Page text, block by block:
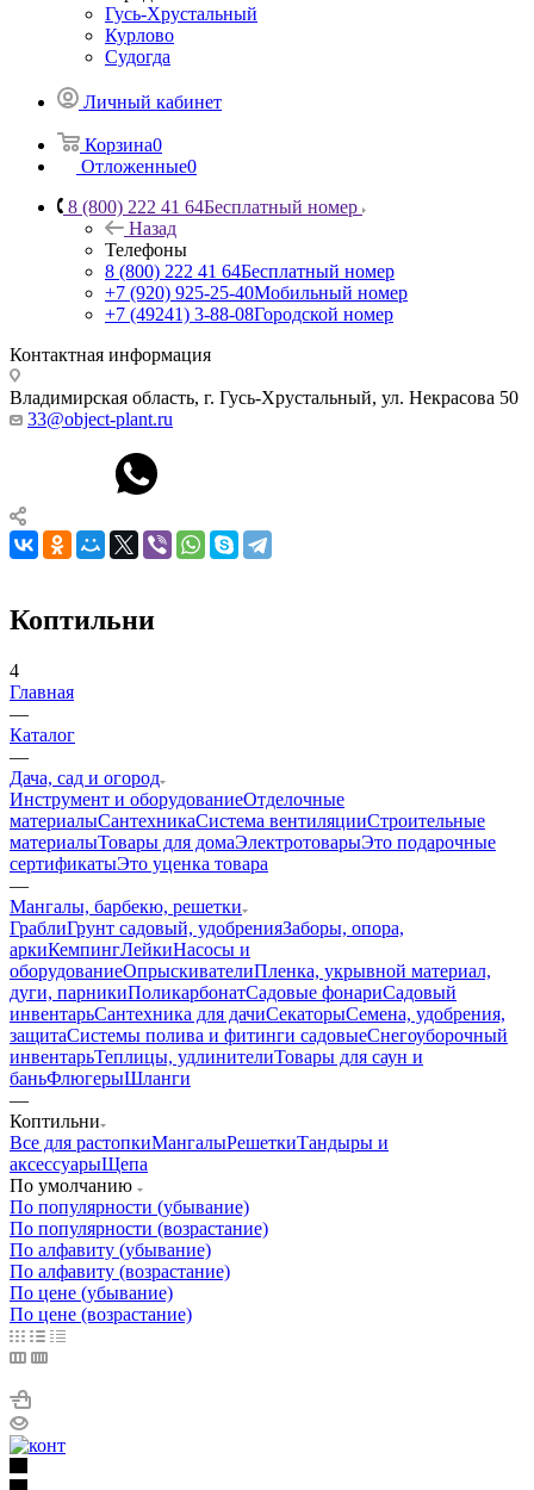
Гусь-Хрустальный
Курлово
Судогда
Личный кабинет
Корзина0
Отложенные0
8 (800) 222 41 64Бесплатный номер
Назад
Телефоны
8 (800) 222 41 64Бесплатный номер
+7 (920) 925-25-40Мобильный номер
+7 (49241) 3-88-08Городской номер
Контактная информация
Владимирская область, г. Гусь-Хрустальный, ул. Некрасова 50
33@object-plant.ru
Коптильни
4
Главная
—
Каталог
—
Дача, сад и огород
Инструмент и оборудованиеОтделочные
материалыСантехникаСистема вентиляцииСтроительные
материалыТовары для домаЭлектротоварыЭто подарочные
сертификатыЭто уценка товара
—
Мангалы, барбекю, решетки
ГраблиГрунт садовый, удобренияЗаборы, опора,
аркиКемпингЛейкиНасосы и
оборудованиеОпрыскивателиПленка, укрывной материал,
дуги, парникиПоликарбонатСадовые фонариСадовый
инвентарьСантехника для дачиСекаторыСемена, удобрения,
защитаСистемы полива и фитинги садовыеСнегоуборочный
инвентарьТеплицы, удлинителиТовары для саун и
баньФлюгерыШланги
—
Коптильни
Все для растопкиМангалыРешеткиТандыры и
аксессуарыЩепа
По умолчанию
По популярности (убывание)
По популярности (возрастание)
По алфавиту (убывание)
По алфавиту (возрастание)
По цене (убывание)
По цене (возрастание)